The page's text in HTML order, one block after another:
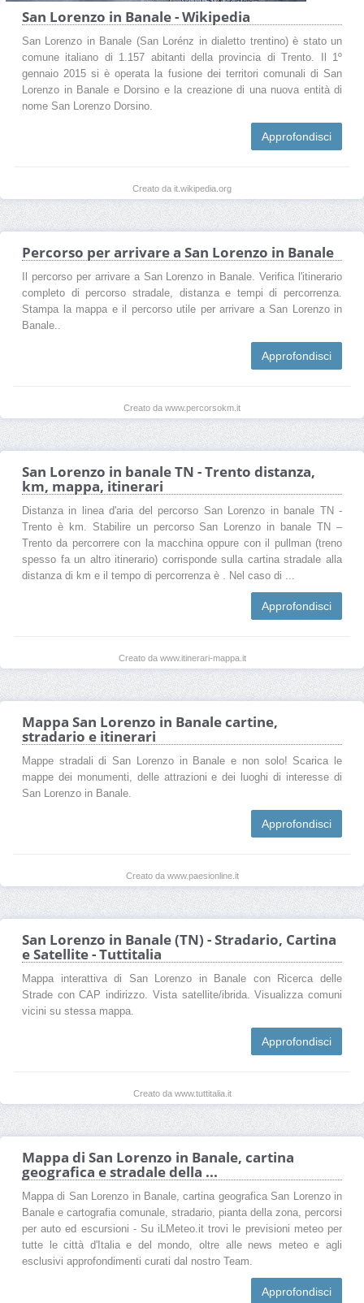
San Lorenzo in Banale - Wikipedia
San Lorenzo in Banale (San Lorénz in dialetto trentino) è stato un
comune italiano di 1.157 abitanti della provincia di Trento. Il 1º
gennaio 2015 si è operata la fusione dei territori comunali di San
Lorenzo in Banale e Dorsino e la creazione di una nuova entità di
nome San Lorenzo Dorsino.
Approfondisci
Creato da it.wikipedia.org
Percorso per arrivare a San Lorenzo in Banale
Il percorso per arrivare a San Lorenzo in Banale. Verifica l'itinerario
completo di percorso stradale, distanza e tempi di percorrenza.
Stampa la mappa e il percorso utile per arrivare a San Lorenzo in
Banale..
Approfondisci
Creato da www.percorsokm.it
San Lorenzo in banale TN - Trento distanza,
km, mappa, itinerari
Distanza in linea d'aria del percorso San Lorenzo in banale TN -
Trento è km. Stabilire un percorso San Lorenzo in banale TN –
Trento da percorrere con la macchina oppure con il pullman (treno
spesso fa un altro itinerario) corrisponde sulla cartina stradale alla
distanza di km e il tempo di percorrenza è . Nel caso di ...
Approfondisci
Creato da www.itinerari-mappa.it
Mappa San Lorenzo in Banale cartine,
stradario e itinerari
Mappe stradali di San Lorenzo in Banale e non solo! Scarica le
mappe dei monumenti, delle attrazioni e dei luoghi di interesse di
San Lorenzo in Banale.
Approfondisci
Creato da www.paesionline.it
San Lorenzo in Banale (TN) - Stradario, Cartina
e Satellite - Tuttitalia
Mappa interattiva di San Lorenzo in Banale con Ricerca delle
Strade con CAP indirizzo. Vista satellite/ibrida. Visualizza comuni
vicini su stessa mappa.
Approfondisci
Creato da www.tuttitalia.it
Mappa di San Lorenzo in Banale, cartina
geografica e stradale della ...
Mappa di San Lorenzo in Banale, cartina geografica San Lorenzo in
Banale e cartografia comunale, stradario, pianta della zona, percorsi
per auto ed escursioni - Su iLMeteo.it trovi le previsioni meteo per
tutte le città d'Italia e del mondo, oltre alle news meteo e agli
esclusivi approfondimenti curati dal nostro Team.
Approfondisci